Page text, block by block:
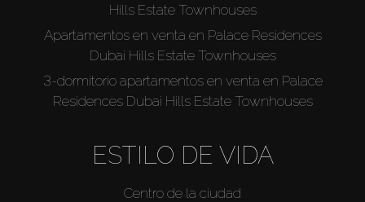
Hills Estate Townhouses
Apartamentos en venta en Palace Residences
Dubai Hills Estate Townhouses
3-dormitorio apartamentos en venta en Palace
Residences Dubai Hills Estate Townhouses
ESTILO DE VIDA
Centro de la ciudad